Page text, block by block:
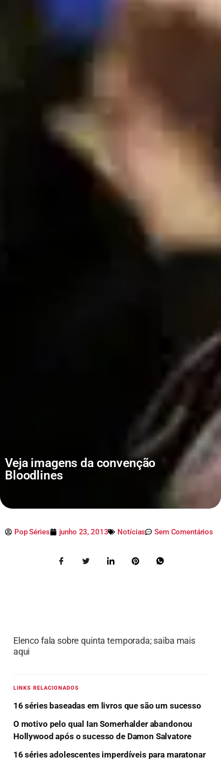
Veja imagens da convenção
Bloodlines
Pop Séries junho 23, 2013 Notícias Sem Comentários
Elenco fala sobre quinta temporada; saiba mais
aqui
LINKS RELACIONADOS
16 séries baseadas em livros que são um sucesso
O motivo pelo qual Ian Somerhalder abandonou
Hollywood após o sucesso de Damon Salvatore
16 séries adolescentes imperdíveis para maratonar